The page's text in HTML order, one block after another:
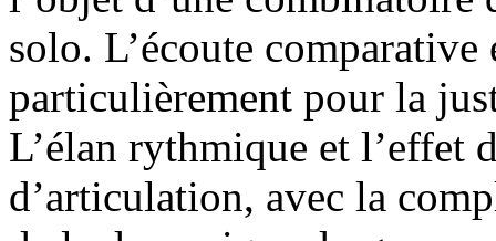
solo. L’écoute comparative
particulièrement pour la
L’élan rythmique et l’effet
d’articulation, avec la